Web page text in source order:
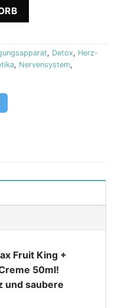
King + Nutrilegs Forte
, Detox, Herz-
, Nervensystem,
Fruit King +
50ml!
und saubere